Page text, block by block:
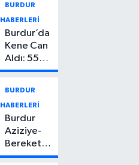
BURDUR
HABERLERİ
Burdur’da
Kene Can
Aldı: 55
Yaşındaki
Kaybetti
BURDUR
HABERLERİ
Burdur
Aziziye-
Bereket
Köyü